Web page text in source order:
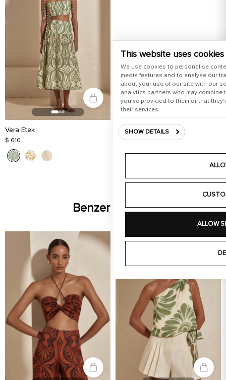
This website uses cookies
We use cookies to personalise
media features and to analyse our
about your use of our site with our
analytics partners who may
you’ve provided to them or that
their services.
SHOW DETAILS
ALLOW
Vera Etek
$ 610
Benzer Ürünler